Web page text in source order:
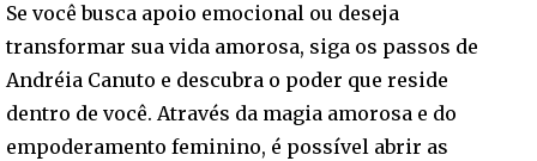
Se você busca apoio emocional ou deseja
transformar sua vida amorosa, siga os passos de
Andréia Canuto e descubra o poder que reside
dentro de você. Através da magia amorosa e do
empoderamento feminino, é possível abrir as